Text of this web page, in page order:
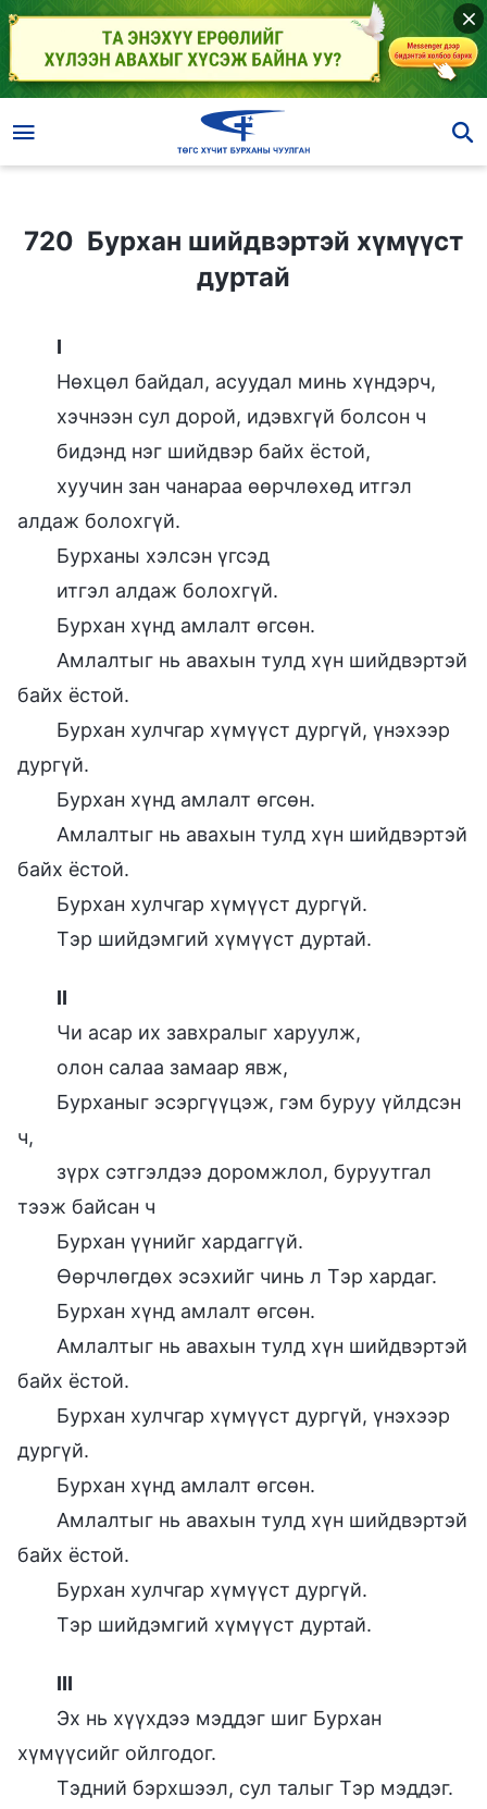
720 Бурхан шийдвэртэй хүмүүст дуртай
720 Бурхан шийдвэртэй хүмүүст
дуртай
I
Нөхцөл байдал, асуудал минь хүндэрч,
хэчнээн сул дорой, идэвхгүй болсон ч
бидэнд нэг шийдвэр байх ёстой,
хуучин зан чанараа өөрчлөхөд итгэл
алдаж болохгүй.
Бурханы хэлсэн үгсэд
итгэл алдаж болохгүй.
Бурхан хүнд амлалт өгсөн.
Амлалтыг нь авахын тулд хүн шийдвэртэй
байх ёстой.
Бурхан хулчгар хүмүүст дургүй, үнэхээр
дургүй.
Бурхан хүнд амлалт өгсөн.
Амлалтыг нь авахын тулд хүн шийдвэртэй
байх ёстой.
Бурхан хулчгар хүмүүст дургүй.
Тэр шийдэмгий хүмүүст дуртай.
II
Чи асар их завхралыг харуулж,
олон салаа замаар явж,
Бурханыг эсэргүүцэж, гэм буруу үйлдсэн
ч,
зүрх сэтгэлдээ доромжлол, буруутгал
тээж байсан ч
Бурхан үүнийг хардаггүй.
Өөрчлөгдөх эсэхийг чинь л Тэр хардаг.
Бурхан хүнд амлалт өгсөн.
Амлалтыг нь авахын тулд хүн шийдвэртэй
байх ёстой.
Бурхан хулчгар хүмүүст дургүй, үнэхээр
дургүй.
Бурхан хүнд амлалт өгсөн.
Амлалтыг нь авахын тулд хүн шийдвэртэй
байх ёстой.
Бурхан хулчгар хүмүүст дургүй.
Тэр шийдэмгий хүмүүст дуртай.
III
Эх нь хүүхдээ мэддэг шиг Бурхан
хүмүүсийг ойлгодог.
Тэдний бэрхшээл, сул талыг Тэр мэддэг.